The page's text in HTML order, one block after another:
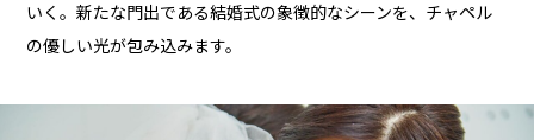
いく。新たな門出である結婚式の象徴的なシーンを、チャペル
の優しい光が包み込みます。